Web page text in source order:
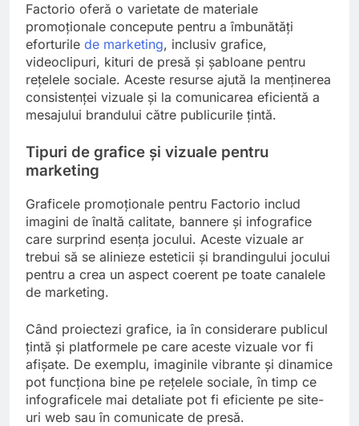
Factorio oferă o varietate de materiale
promoționale concepute pentru a îmbunătăți
eforturile de marketing, inclusiv grafice,
videoclipuri, kituri de presă și șabloane pentru
rețelele sociale. Aceste resurse ajută la menținerea
consistenței vizuale și la comunicarea eficientă a
mesajului brandului către publicurile țintă.
Tipuri de grafice și vizuale pentru
marketing
Graficele promoționale pentru Factorio includ
imagini de înaltă calitate, bannere și infografice
care surprind esența jocului. Aceste vizuale ar
trebui să se alinieze esteticii și brandingului jocului
pentru a crea un aspect coerent pe toate canalele
de marketing.
Când proiectezi grafice, ia în considerare publicul
țintă și platformele pe care aceste vizuale vor fi
afișate. De exemplu, imaginile vibrante și dinamice
pot funcționa bine pe rețelele sociale, în timp ce
infograficele mai detaliate pot fi eficiente pe site-
uri web sau în comunicate de presă.